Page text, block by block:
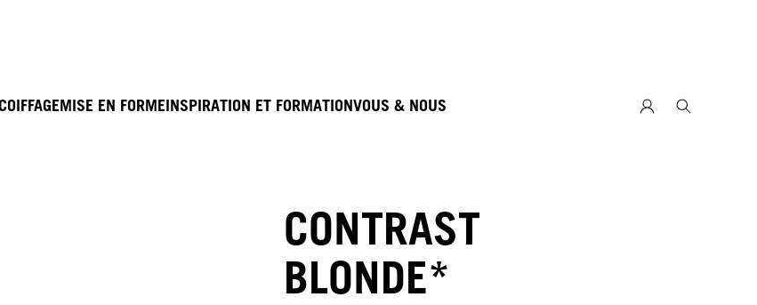
MISE EN FORMEINSPIRATION ET FORMATIONVOUS & NOUS
CONTRAST
BLONDE*